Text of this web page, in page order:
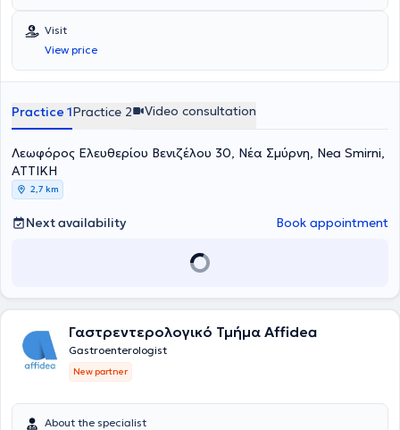
Visit
View price
Practice 1Practice 2 Video consultation
Λεωφόρος Ελευθερίου Βενιζέλου 30, Νέα Σμύρνη, Nea Smirni,
ΑΤΤΙΚΗ
2,7 km
Next availability Book appointment
Γαστρεντερολογικό Τμήμα Affidea
Gastroenterologist
New partner
About the specialist